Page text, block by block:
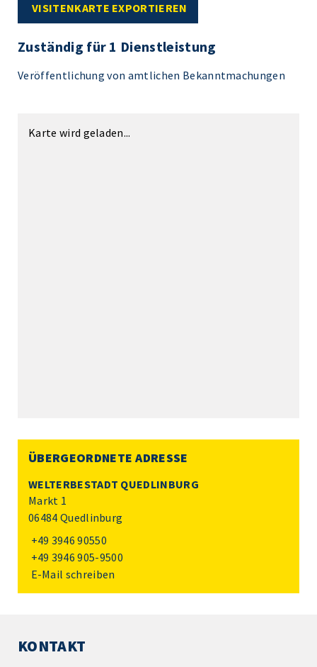
VISITENKARTE EXPORTIEREN
Zuständig für 1 Dienstleistung
Veröffentlichung von amtlichen Bekanntmachungen
Karte wird geladen...
ÜBERGEORDNETE ADRESSE
WELTERBESTADT QUEDLINBURG
Markt 1
06484 Quedlinburg
+49 3946 90550
+49 3946 905-9500
E-Mail schreiben
KONTAKT